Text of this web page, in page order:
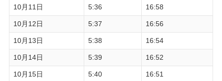
10月11日 5:36 16:58
10月12日 5:37 16:56
10月13日 5:38 16:54
10月14日 5:39 16:52
10月15日 5:40 16:51